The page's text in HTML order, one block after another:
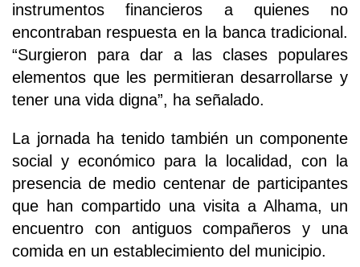
instrumentos financieros a quienes no
encontraban respuesta en la banca tradicional.
“Surgieron para dar a las clases populares
elementos que les permitieran desarrollarse y
tener una vida digna”, ha señalado.
La jornada ha tenido también un componente
social y económico para la localidad, con la
presencia de medio centenar de participantes
que han compartido una visita a Alhama, un
encuentro con antiguos compañeros y una
comida en un establecimiento del municipio.